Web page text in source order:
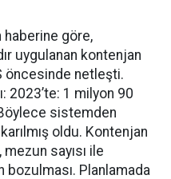
haberine göre,
uygulanan kontenjan
öncesinde netleşti.
2023’te: 1 milyon 90
sistemden
oldu. Kontenjan
sayısı ile
bozulması. Planlamada